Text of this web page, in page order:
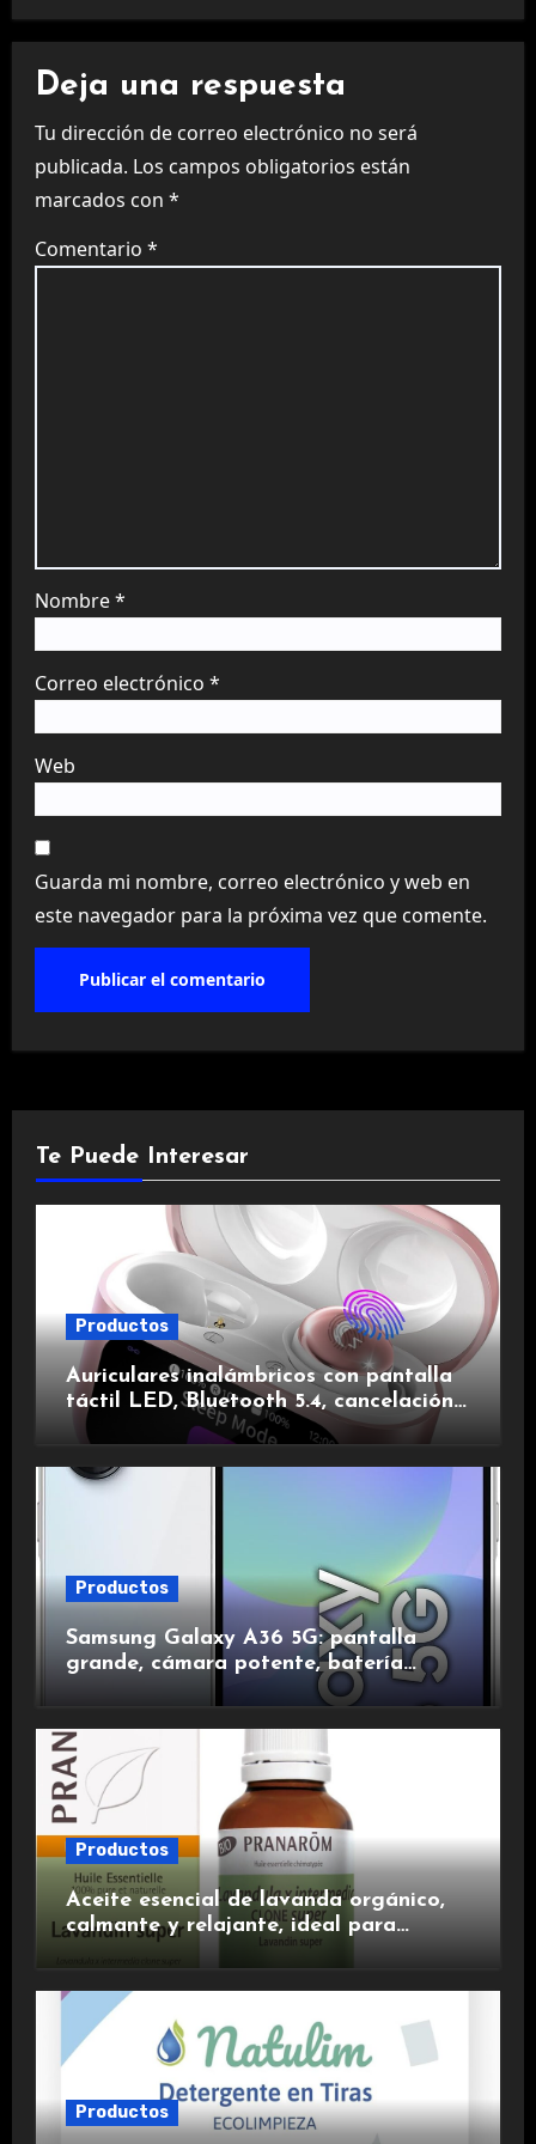
Deja una respuesta
Tu dirección de correo electrónico no será
publicada. Los campos obligatorios están
marcados con *
Comentario *
Nombre*
Correo electrónico *
Web
Guarda mi nombre, correo electrónico y web en
este navegador para la próxima vez que comente.
Te Puede Interesar
Productos
Auriculares inalámbricos con pantalla
táctil LED, Bluetooth 5.4, cancelación
de ruido, impermeables y de larga
duración.
Productos
Samsung Galaxy A36 5G: pantalla
grande, cámara potente, batería
duradera y carga rápida para una
experiencia premium.
Productos
Aceite esencial de lavanda orgánico,
calmante y relajante, ideal para
Productos